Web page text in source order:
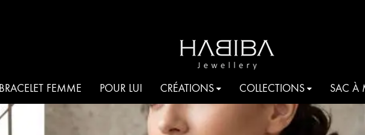
HABIBA
JEWELLERY
Be
BRACELET FEMME POUR LUI CRÉATIONS COLLECTIONS SAC À